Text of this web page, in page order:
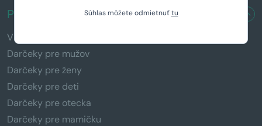
Súhlas môžete odmietnuťtu
PRE KOHO HĽADÁTE DARČEK?
Všetky darčeky
Darčeky pre mužov
Darčeky pre ženy
Darčeky pre deti
Darčeky pre otecka
Darčeky pre mamičku